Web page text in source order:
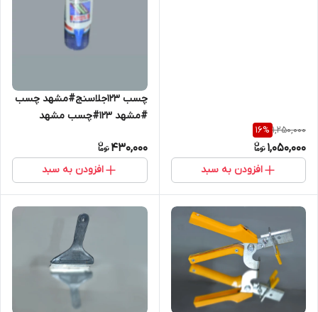
1,250,000
16%
1,050,000
افزودن به سبد
چسب 123جلاسنج#مشهد چسب
#مشهد 123#چسب مشهد
430,000
افزودن به سبد